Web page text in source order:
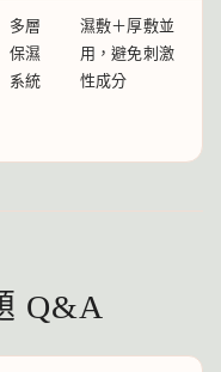
多層
保濕
系統
濕敷＋厚敷並
用，避免刺激
性成分
Q&A